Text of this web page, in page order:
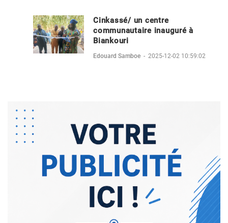
Cinkassé/ un centre
communautaire inauguré à
Biankouri
Edouard Samboe - 2025-12-02 10:59:02